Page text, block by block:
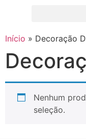
Início » Decoração
Nenhum
seleção.